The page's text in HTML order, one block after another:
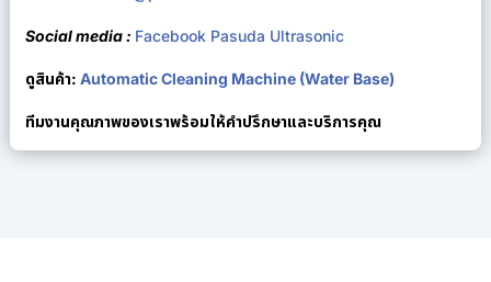
Social media : Facebook Pasuda Ultrasonic
ดูสินค้า: Automatic Cleaning Machine (Water Base)
ทีมงานคุณภาพของเราพร้อมให้คำปรึกษาและบริการคุณ